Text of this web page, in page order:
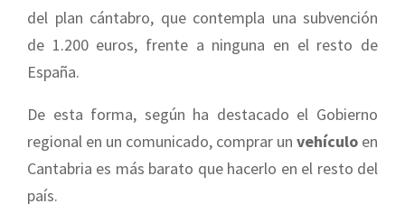
del plan cántabro, que contempla una subvención
de 1.200 euros, frente a ninguna en el resto de
España.
De esta forma, según ha destacado el Gobierno
regional en un comunicado, comprar un vehículo en
Cantabria es más barato que hacerlo en el resto del
país.